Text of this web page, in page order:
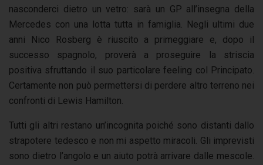
nasconderci dietro un vetro: sarà un GP all’insegna della
Mercedes con una lotta tutta in famiglia. Negli ultimi due
anni Nico Rosberg è riuscito a primeggiare e, dopo il
successo spagnolo, proverà a proseguire la striscia
positiva sfruttando il suo particolare feeling col Principato.
Certamente non può permettersi di perdere altro terreno nei
confronti di Lewis Hamilton.
Tutti gli altri restano un’incognita poiché sono distanti dallo
strapotere tedesco e non mi aspetto miracoli. Gli imprevisti
sono dietro l’angolo e un aiuto potrà arrivare dalle mescole.